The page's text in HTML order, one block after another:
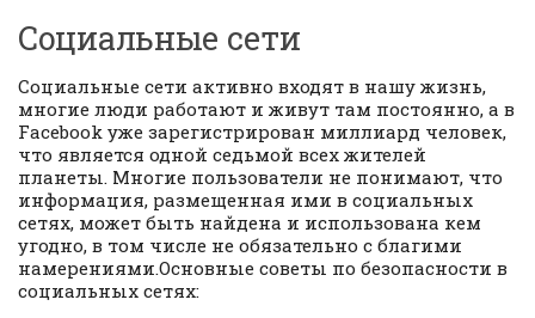
Социальные сети
Социальные сети активно входят в нашу жизнь,
многие люди работают и живут там постоянно, а в
Facebook уже зарегистрирован миллиард человек,
что является одной седьмой всех жителей
планеты. Многие пользователи не понимают, что
информация, размещенная ими в социальных
сетях, может быть найдена и использована кем
угодно, в том числе не обязательно с благими
намерениями.Основные советы по безопасности в
социальных сетях: